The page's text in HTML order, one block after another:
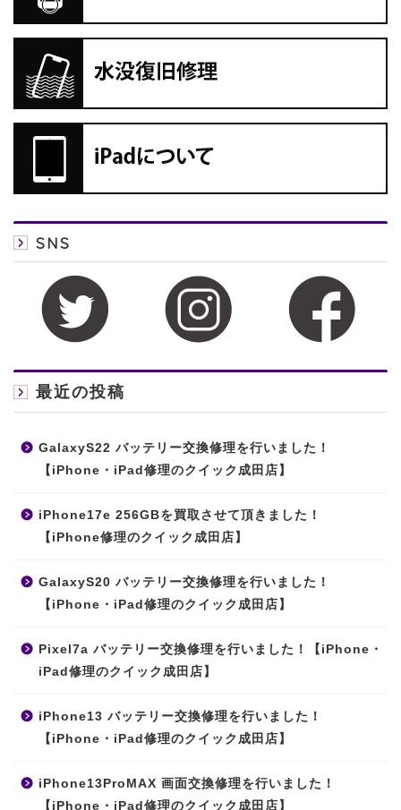
SNS
最近の投稿
GalaxyS22 バッテリー交換修理を行いました！
【iPhone・iPad修理のクイック成田店】
iPhone17e 256GBを買取させて頂きました！
【iPhone修理のクイック成田店】
GalaxyS20 バッテリー交換修理を行いました！
【iPhone・iPad修理のクイック成田店】
Pixel7a バッテリー交換修理を行いました！【iPhone・
iPad修理のクイック成田店】
iPhone13 バッテリー交換修理を行いました！
【iPhone・iPad修理のクイック成田店】
iPhone13ProMAX 画面交換修理を行いました！
【iPhone・iPad修理のクイック成田店】